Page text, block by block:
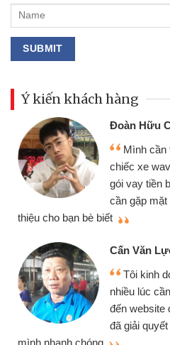
Ý kiến khách hàng
Đoàn Hữu
Mình cần
chiếc xe
gói vay tiền
cần gặp
thiệu cho bạn bè biết
Cấn Văn
Tôi kinh
nhiều lúc
đến website
đã giải
mình nhanh chóng